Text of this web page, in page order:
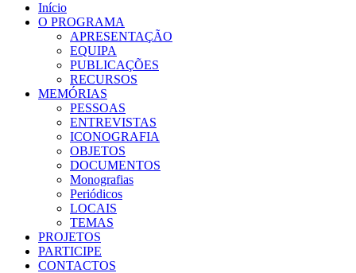
Início
O PROGRAMA
APRESENTAÇÃO
EQUIPA
PUBLICAÇÕES
RECURSOS
MEMÓRIAS
PESSOAS
ENTREVISTAS
ICONOGRAFIA
OBJETOS
DOCUMENTOS
Monografias
Periódicos
LOCAIS
TEMAS
PROJETOS
PARTICIPE
CONTACTOS